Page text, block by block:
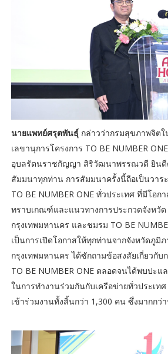
นายแพทย์ศรุตพันธุ์ กล่าวว่ากรมสุขภาพจิต
เลขานุการโครงการ TO BE NUMBER
อุบลรัตนราชกัญญา สิริวัฒนาพรรณวดี ยินดี
สัมมนาทุกท่าน การสัมมนาครั้งนี้ถือเป็นวาร
TO BE NUMBER ONE ทั่วประเทศ ที่มีโอก
ทราบเกณฑ์และแนวทางการประกวดจังหวัด
กรุงเทพมหานคร และชมรม TO BE
เป็นการเปิดโอกาสให้ทุกท่านจากจังหวัดภูมิ
กรุงเทพมหานคร ได้ซักถามข้อสงสัยเกี่ยวกับ
TO BE NUMBER ONE ตลอดจนได้พบปะ
ในการทำงานร่วมกันกับเครือข่ายทั่วประเท
เข้าร่วมงานทั้งสิ้นกว่า 1,300 คน ซึ่งมากกว่